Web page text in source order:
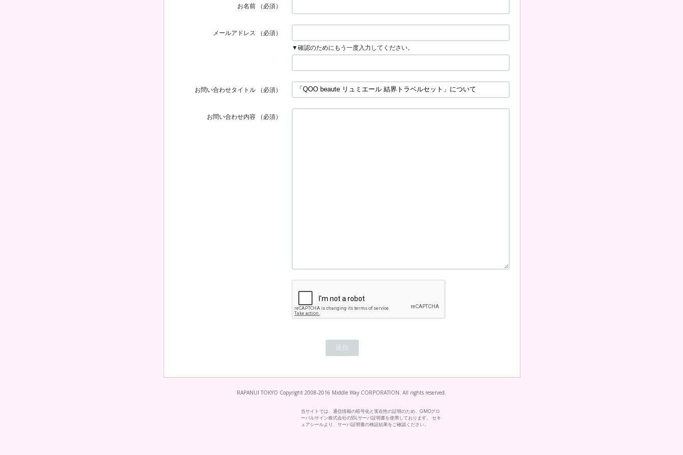
お名前 （必須）
メールアドレス
（必須）
▼確認のためにもう一度入力してください。
お問い合わせタイトル （必須）
お問い合わせ内容 （必須）
RAPANUI TOKYO Copyright 2008-2016 Middle Way CORPORATION. All rights reserved.
当サイトでは、通信情報の暗号化と実在性の証明のため、GMOグロ
ーバルサイン株式会社のSSLサーバ証明書を使用しております。 セキ
ュアシールより、サーバ証明書の検証結果をご確認ください。